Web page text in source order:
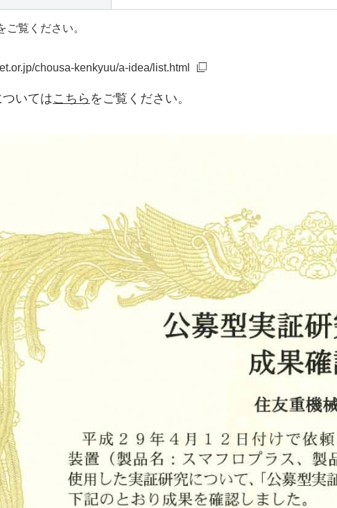
覧ください。
chousa-kenkyuu/a-idea/list.html
いてはこちら をご覧ください。